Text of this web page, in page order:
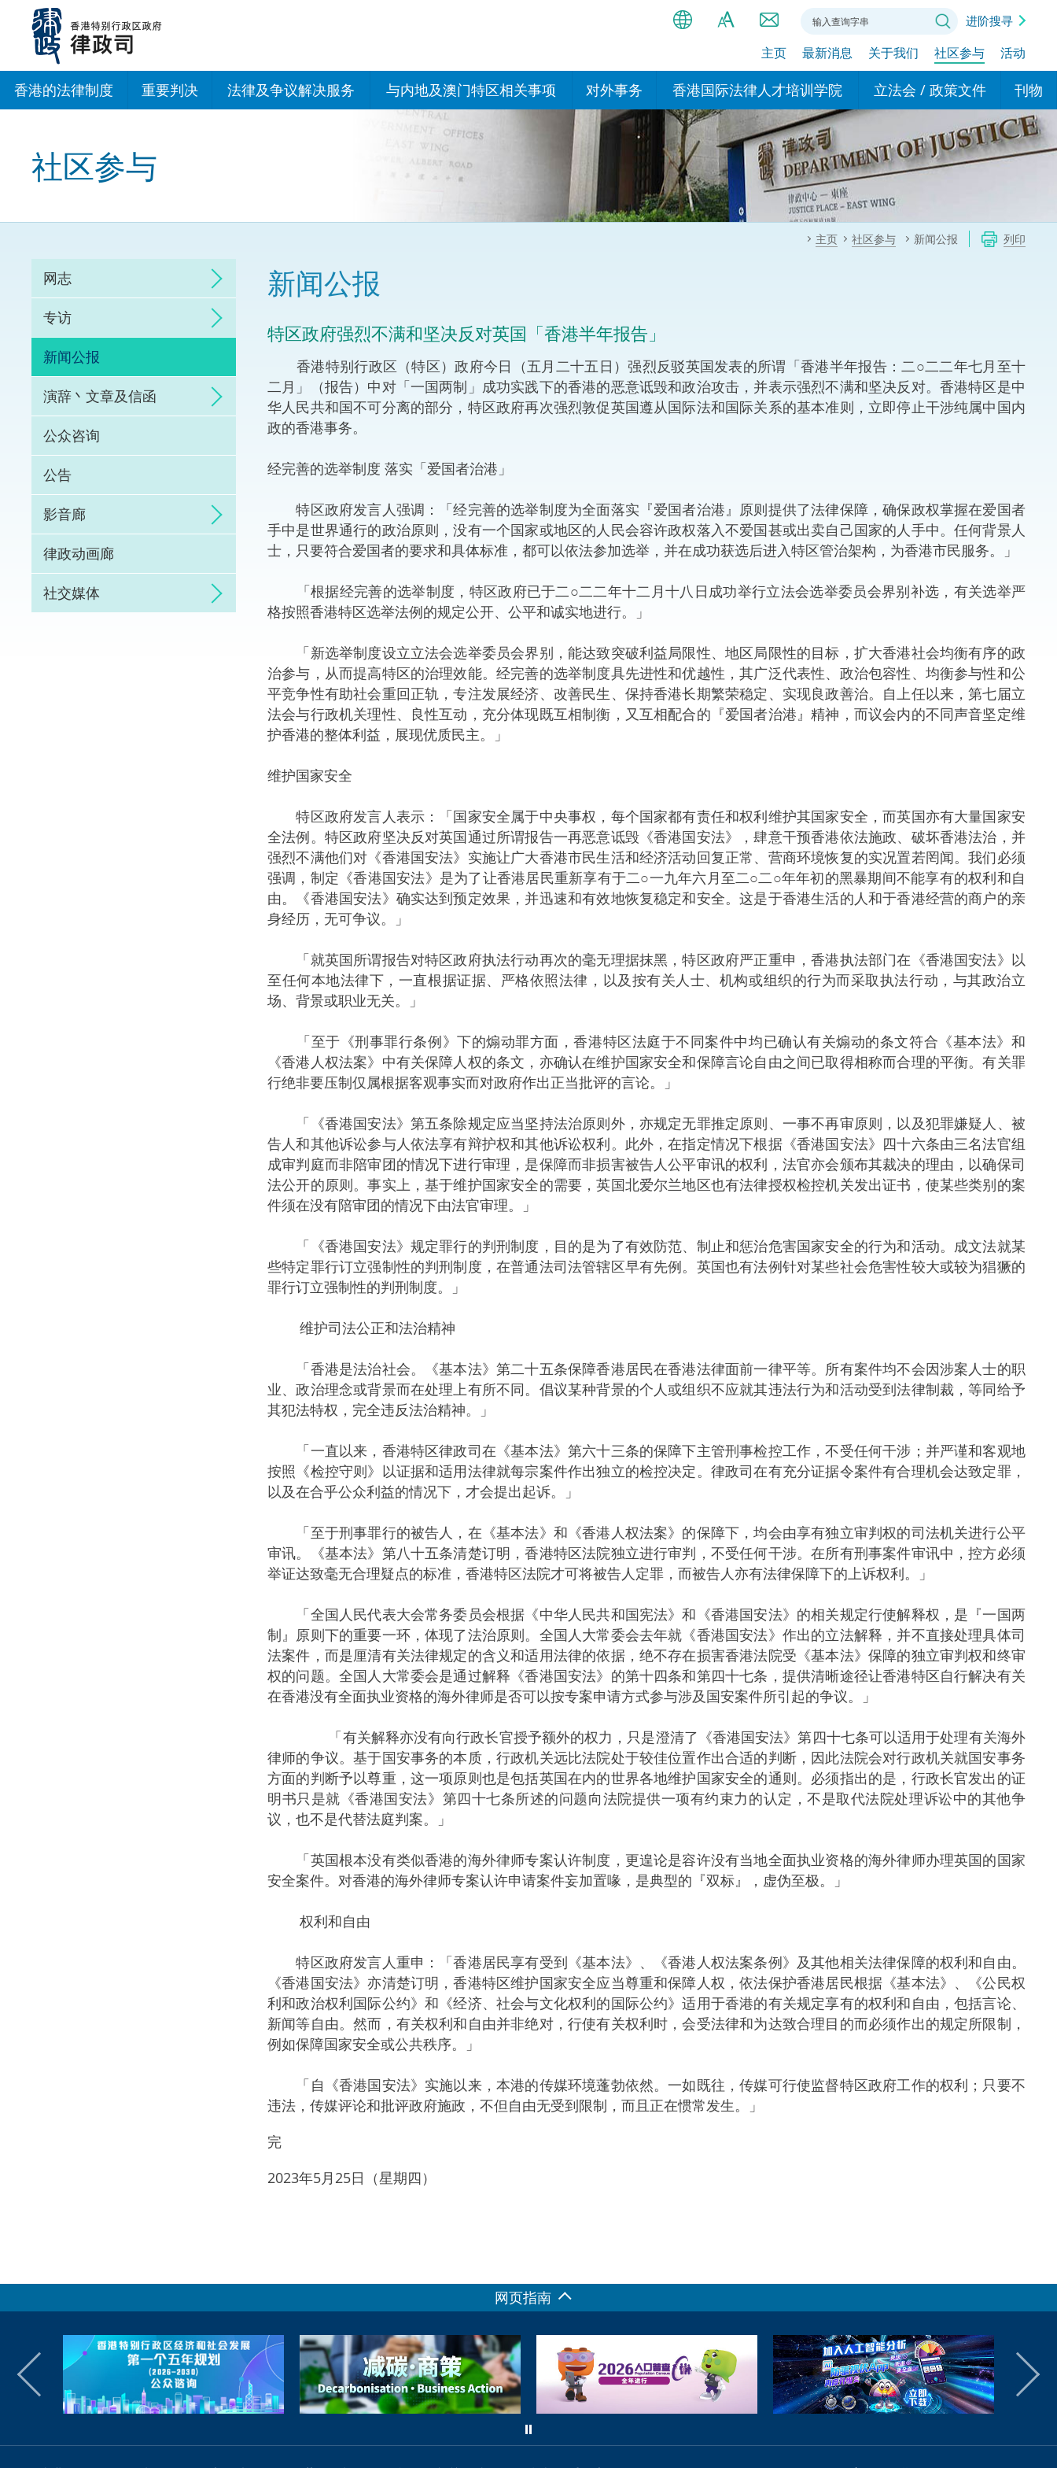
内
简
EN
Bahasa Indonesia (印尼语)
हिन्दी (印度语)
नेपाली (尼泊尔语)
Tiếng Việt (越南语)
A
A
进阶搜寻
主页 最新消息 关于我们 社区参与 活动
香港的法律制度 重要判决 法律及争议解决服务
诉讼
网上争议解决及法律科技
体育争议解决先导计划
能力建设
法律枢纽
促成交易和争议解决服务中心
与内地及澳门特区相关事项
与内地有关的安排
香港与内地相互认可和执行民
商事案件判决的安排
关于建立更紧密经贸关系的安
与澳门特区的安排
“一带一路”建设
粤港澳大湾区
对外事务
国际政府机构在香港设立办事
处或运作
多边协定
其他协定
香港国际法律人才培训学院
我们的学院
我们的专家委员会
我们的办公室
我们的培训课程和能力建设项
立法会 / 政策文件
现行政策措施
政策文件
特别财务委员会
刊物
基本
民事
法律
维护
相互
一般
社区参与
主页 社区参与 新闻公报 列印
网志
专访
新闻公报
演辞丶文章及信函
公众咨询
公告
影音廊
律政动画廊
社交媒体
新闻公报
特区政府强烈不满和坚决反对英国「香港半年报告」
​香港特别行政区（特区）政府今日（五月二十五日）强烈反驳英国发表的所谓「香港半年报告：二○二二年七月至十
二月」（报告）中对「一国两制」成功实践下的香港的恶意诋毁和政治攻击，并表示强烈不满和坚决反对。香港特区是中
华人民共和国不可分离的部分，特区政府再次强烈敦促英国遵从国际法和国际关系的基本准则，立即停止干涉纯属中国内
政的香港事务。
经完善的选举制度 落实「爱国者治港」
特区政府发言人强调：「经完善的选举制度为全面落实『爱国者治港』原则提供了法律保障，确保政权掌握在爱国者
手中是世界通行的政治原则，没有一个国家或地区的人民会容许政权落入不爱国甚或出卖自己国家的人手中。任何背景人
士，只要符合爱国者的要求和具体标准，都可以依法参加选举，并在成功获选后进入特区管治架构，为香港市民服务。」
「根据经完善的选举制度，特区政府已于二○二二年十二月十八日成功举行立法会选举委员会界别补选，有关选举严
格按照香港特区选举法例的规定公开、公平和诚实地进行。」
「新选举制度设立立法会选举委员会界别，能达致突破利益局限性、地区局限性的目标，扩大香港社会均衡有序的政
治参与，从而提高特区的治理效能。经完善的选举制度具先进性和优越性，其广泛代表性、政治包容性、均衡参与性和公
平竞争性有助社会重回正轨，专注发展经济、改善民生、保持香港长期繁荣稳定、实现良政善治。自上任以来，第七届立
法会与行政机关理性、良性互动，充分体现既互相制衡，又互相配合的『爱国者治港』精神，而议会内的不同声音坚定维
护香港的整体利益，展现优质民主。」
维护国家安全
特区政府发言人表示：「国家安全属于中央事权，每个国家都有责任和权利维护其国家安全，而英国亦有大量国家安
全法例。特区政府坚决反对英国通过所谓报告一再恶意诋毁《香港国安法》，肆意干预香港依法施政、破坏香港法治，并
强烈不满他们对《香港国安法》实施让广大香港市民生活和经济活动回复正常、营商环境恢复的实况置若罔闻。我们必须
强调，制定《香港国安法》是为了让香港居民重新享有于二○一九年六月至二○二○年年初的黑暴期间不能享有的权利和自
由。《香港国安法》确实达到预定效果，并迅速和有效地恢复稳定和安全。这是于香港生活的人和于香港经营的商户的亲
身经历，无可争议。」
「就英国所谓报告对特区政府执法行动再次的毫无理据抹黑，特区政府严正重申，香港执法部门在《香港国安法》以
至任何本地法律下，一直根据证据、严格依照法律，以及按有关人士、机构或组织的行为而采取执法行动，与其政治立
场、背景或职业无关。」
「至于《刑事罪行条例》下的煽动罪方面，香港特区法庭于不同案件中均已确认有关煽动的条文符合《基本法》和
《香港人权法案》中有关保障人权的条文，亦确认在维护国家安全和保障言论自由之间已取得相称而合理的平衡。有关罪
行绝非要压制仅属根据客观事实而对政府作出正当批评的言论。」
「《香港国安法》第五条除规定应当坚持法治原则外，亦规定无罪推定原则、一事不再审原则，以及犯罪嫌疑人、被
告人和其他诉讼参与人依法享有辩护权和其他诉讼权利。此外，在指定情况下根据《香港国安法》四十六条由三名法官组
成审判庭而非陪审团的情况下进行审理，是保障而非损害被告人公平审讯的权利，法官亦会颁布其裁决的理由，以确保司
法公开的原则。事实上，基于维护国家安全的需要，英国北爱尔兰地区也有法律授权检控机关发出证书，使某些类别的案
件须在没有陪审团的情况下由法官审理。」
「《香港国安法》规定罪行的判刑制度，目的是为了有效防范、制止和惩治危害国家安全的行为和活动。成文法就某
些特定罪行订立强制性的判刑制度，在普通法司法管辖区早有先例。英国也有法例针对某些社会危害性较大或较为猖獗的
罪行订立强制性的判刑制度。」
维护司法公正和法治精神
「香港是法治社会。《基本法》第二十五条保障香港居民在香港法律面前一律平等。所有案件均不会因涉案人士的职
业、政治理念或背景而在处理上有所不同。倡议某种背景的个人或组织不应就其违法行为和活动受到法律制裁，等同给予
其犯法特权，完全违反法治精神。」
「一直以来，香港特区律政司在《基本法》第六十三条的保障下主管刑事检控工作，不受任何干涉；并严谨和客观地
按照《检控守则》以证据和适用法律就每宗案件作出独立的检控决定。律政司在有充分证据令案件有合理机会达致定罪，
以及在合乎公众利益的情况下，才会提出起诉。」
「至于刑事罪行的被告人，在《基本法》和《香港人权法案》的保障下，均会由享有独立审判权的司法机关进行公平
审讯。《基本法》第八十五条清楚订明，香港特区法院独立进行审判，不受任何干涉。在所有刑事案件审讯中，控方必须
举证达致毫无合理疑点的标准，香港特区法院才可将被告人定罪，而被告人亦有法律保障下的上诉权利。」
「全国人民代表大会常务委员会根据《中华人民共和国宪法》和《香港国安法》的相关规定行使解释权，是『一国两
制』原则下的重要一环，体现了法治原则。全国人大常委会去年就《香港国安法》作出的立法解释，并不直接处理具体司
法案件，而是厘清有关法律规定的含义和适用法律的依据，绝不存在损害香港法院受《基本法》保障的独立审判权和终审
权的问题。全国人大常委会是通过解释《香港国安法》的第十四条和第四十七条，提供清晰途径让香港特区自行解决有关
在香港没有全面执业资格的海外律师是否可以按专案申请方式参与涉及国安案件所引起的争议。」
「有关解释亦没有向行政长官授予额外的权力，只是澄清了《香港国安法》第四十七条可以适用于处理有关海外
律师的争议。基于国安事务的本质，行政机关远比法院处于较佳位置作出合适的判断，因此法院会对行政机关就国安事务
方面的判断予以尊重，这一项原则也是包括英国在内的世界各地维护国家安全的通则。必须指出的是，行政长官发出的证
明书只是就《香港国安法》第四十七条所述的问题向法院提供一项有约束力的认定，不是取代法院处理诉讼中的其他争
议，也不是代替法庭判案。」
「英国根本没有类似香港的海外律师专案认许制度，更遑论是容许没有当地全面执业资格的海外律师办理英国的国家
安全案件。对香港的海外律师专案认许申请案件妄加置喙，是典型的『双标』，虚伪至极。」
权利和自由
特区政府发言人重申：「香港居民享有受到《基本法》、《香港人权法案条例》及其他相关法律保障的权利和自由。
《香港国安法》亦清楚订明，香港特区维护国家安全应当尊重和保障人权，依法保护香港居民根据《基本法》、《公民权
利和政治权利国际公约》和《经济、社会与文化权利的国际公约》适用于香港的有关规定享有的权利和自由，包括言论、
新闻等自由。然而，有关权利和自由并非绝对，行使有关权利时，会受法律和为达致合理目的而必须作出的规定所限制，
例如保障国家安全或公共秩序。」
「自《香港国安法》实施以来，本港的传媒环境蓬勃依然。一如既往，传媒可行使监督特区政府工作的权利；只要不
违法，传媒评论和批评政府施政，不但自由无受到限制，而且正在惯常发生。」
完
2023年5月25日（星期四）
网页指南